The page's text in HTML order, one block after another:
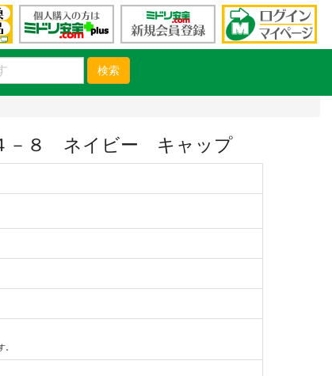
検索
－８ ネイビー キャップ